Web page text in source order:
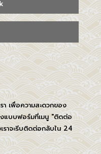
า เพื่อความสะดวกของ
งแบบฟอร์มที่เมนู "ติดต่อ
เราจะรีบติดต่อกลับใน 24